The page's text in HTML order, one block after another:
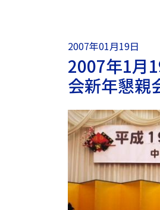
2007年01月19日
2007年1月
会新年懇親